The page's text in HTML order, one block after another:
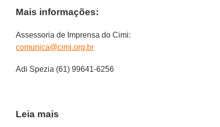
Mais informações:
Assessoria de Imprensa do Cimi:
comunica@cimi.org.br
Adi Spezia (61) 99641-6256
Leia mais